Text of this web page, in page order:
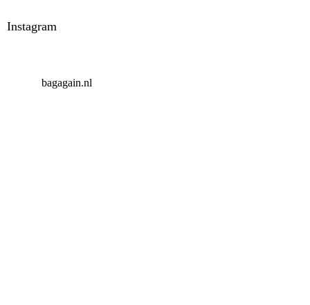
Instagram
bagagain.nl